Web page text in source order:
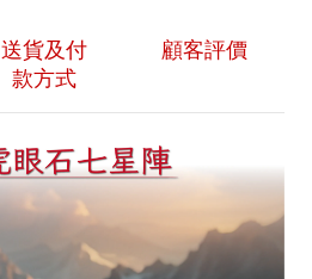
送貨及付
款方式
顧客評價